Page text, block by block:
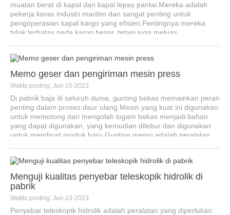
muatan berat di kapal dan kapal lepas pantai.Mereka adalah
pekerja keras industri maritim dan sangat penting untuk
pengoperasian kapal kargo yang efisien.Pentingnya mereka
tidak terbatas pada kargo besar, tetapi juga meluas ...
Memo geser dan pengiriman mesin press
Waktu posting: Jun-15-2023
Di pabrik baja di seluruh dunia, gunting bekas memainkan peran
penting dalam proses daur ulang.Mesin yang kuat ini digunakan
untuk memotong dan mengolah logam bekas menjadi bahan
yang dapat digunakan, yang kemudian dilebur dan digunakan
untuk membuat produk baru.Gunting memo adalah peralatan
Menguji kualitas penyebar teleskopik hidrolik di
pabrik
Waktu posting: Jun-13-2023
Penyebar teleskopik hidrolik adalah peralatan yang diperlukan